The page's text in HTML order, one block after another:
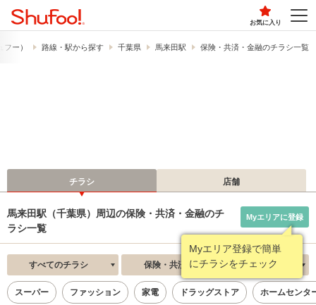
お気に入り
ー） 路線・駅から探す 千葉県 馬来田駅 保険・共済・金融のチラシ一覧
チラシ 店舗
馬来田駅（千葉県）周辺の保険・共済・金融のチ
ラシ一覧
Myエリア登録で簡単
にチラシをチェック
Myエリアに登録
すべてのチラシ 保険・共済・金融 新着順
スーパー ファッション 家電 ドラッグストア ホームセンタ